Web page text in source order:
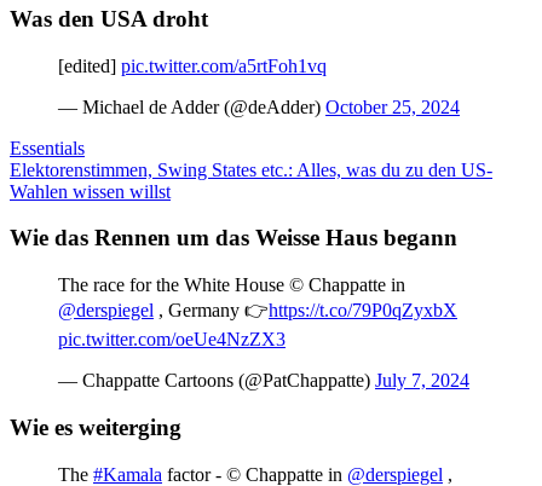
Was den USA droht
[edited] pic.twitter.com/a5rtFoh1vq
— Michael de Adder (@deAdder) October 25, 2024
Essentials
Elektorenstimmen, Swing States etc.: Alles, was du zu den US-
Wahlen wissen willst
Wie das Rennen um das Weisse Haus begann
The race for the White House © Chappatte in
@derspiegel , Germany 👉https://t.co/79P0qZyxbX
pic.twitter.com/oeUe4NzZX3
— Chappatte Cartoons (@PatChappatte) July 7, 2024
Wie es weiterging
The #Kamala factor - © Chappatte in @derspiegel ,